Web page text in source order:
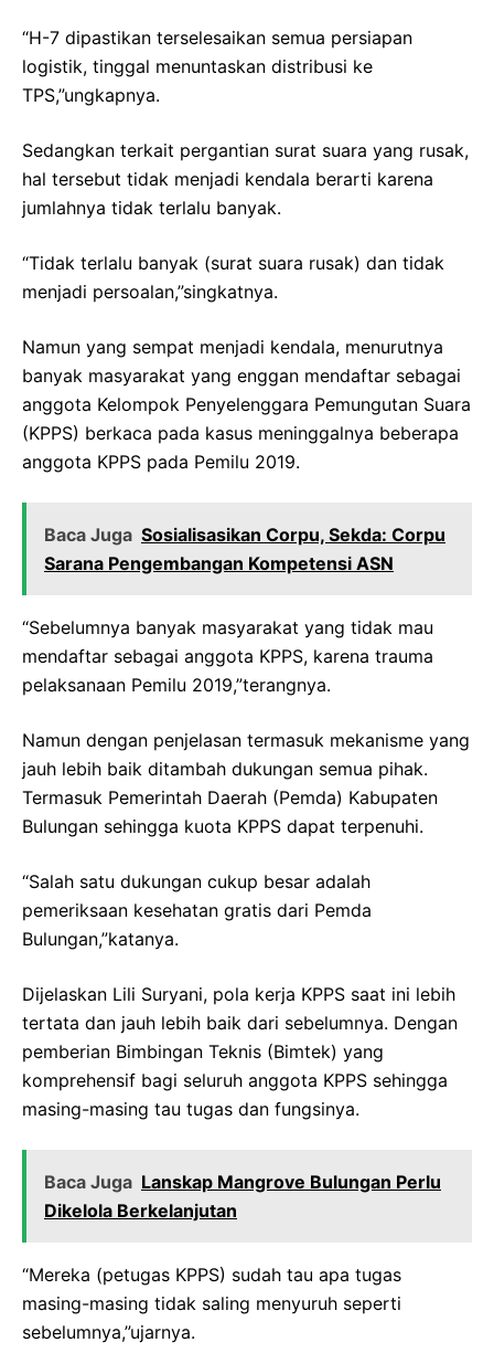
“H-7 dipastikan terselesaikan semua persiapan
logistik, tinggal menuntaskan distribusi ke
TPS,”ungkapnya.
Sedangkan terkait pergantian surat suara yang rusak,
hal tersebut tidak menjadi kendala berarti karena
jumlahnya tidak terlalu banyak.
“Tidak terlalu banyak (surat suara rusak) dan tidak
menjadi persoalan,”singkatnya.
Namun yang sempat menjadi kendala, menurutnya
banyak masyarakat yang enggan mendaftar sebagai
anggota Kelompok Penyelenggara Pemungutan Suara
(KPPS) berkaca pada kasus meninggalnya beberapa
anggota KPPS pada Pemilu 2019.
Baca Juga Sosialisasikan Corpu, Sekda: Corpu
Sarana Pengembangan Kompetensi ASN
“Sebelumnya banyak masyarakat yang tidak mau
mendaftar sebagai anggota KPPS, karena trauma
pelaksanaan Pemilu 2019,”terangnya.
Namun dengan penjelasan termasuk mekanisme yang
jauh lebih baik ditambah dukungan semua pihak.
Termasuk Pemerintah Daerah (Pemda) Kabupaten
Bulungan sehingga kuota KPPS dapat terpenuhi.
“Salah satu dukungan cukup besar adalah
pemeriksaan kesehatan gratis dari Pemda
Bulungan,”katanya.
Dijelaskan Lili Suryani, pola kerja KPPS saat ini lebih
tertata dan jauh lebih baik dari sebelumnya. Dengan
pemberian Bimbingan Teknis (Bimtek) yang
komprehensif bagi seluruh anggota KPPS sehingga
masing-masing tau tugas dan fungsinya.
Baca Juga Lanskap Mangrove Bulungan Perlu
Dikelola Berkelanjutan
“Mereka (petugas KPPS) sudah tau apa tugas
masing-masing tidak saling menyuruh seperti
sebelumnya,”ujarnya.